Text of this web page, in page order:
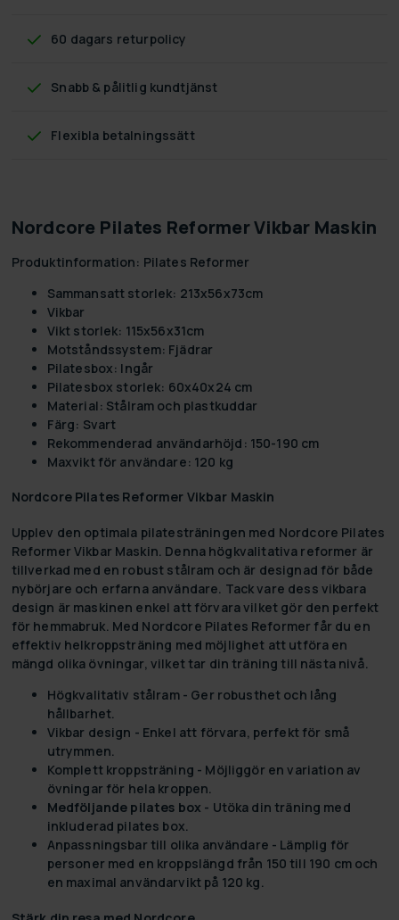
60 dagars returpolicy
Snabb & pålitlig kundtjänst
Flexibla betalningssätt
Nordcore Pilates Reformer Vikbar Maskin
Produktinformation: Pilates Reformer
Sammansatt storlek: 213x56x73cm
Vikbar
Vikt storlek: 115x56x31cm
Motståndssystem: Fjädrar
Pilatesbox: Ingår
Pilatesbox storlek: 60x40x24 cm
Material: Stålram och plastkuddar
Färg: Svart
Rekommenderad användarhöjd: 150-190 cm
Maxvikt för användare: 120 kg
Nordcore Pilates Reformer Vikbar Maskin
Upplev den optimala pilatesträningen med Nordcore Pilates
Reformer Vikbar Maskin. Denna högkvalitativa reformer är
tillverkad med en robust stålram och är designad för både
nybörjare och erfarna användare. Tack vare dess vikbara
design är maskinen enkel att förvara vilket gör den perfekt
för hemmabruk. Med Nordcore Pilates Reformer får du en
effektiv helkroppsträning med möjlighet att utföra en
mängd olika övningar, vilket tar din träning till nästa nivå.
Högkvalitativ stålram- Ger robusthet och lång
hållbarhet.
Vikbar design - Enkel att förvara, perfekt för små
utrymmen.
Komplett kroppsträning - Möjliggör en variation av
övningar för hela kroppen.
Medföljande pilates box - Utöka din träning med
inkluderad pilates box.
Anpassningsbar till olika användare - Lämplig för
personer med en kroppslängd från 150 till 190 cm och
en maximal användarvikt på 120 kg.